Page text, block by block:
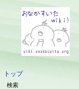
トップ
検索